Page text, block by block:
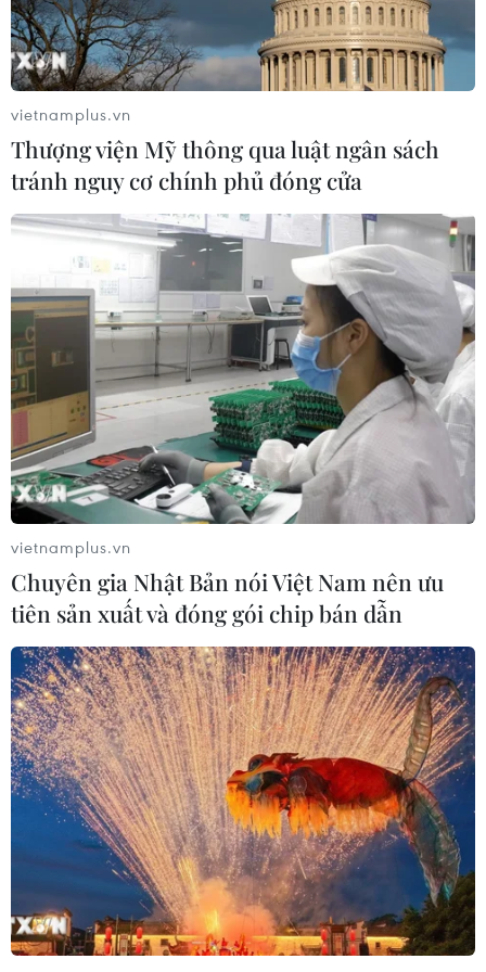
Có 5 quốc gia, vùng lãnh thổ đồng ý khôi
phục bay quốc tế từ tháng Một
30/12/2021 01:30
Đã có 5 quốc gia và vùng lãnh thổ gồm Hoa Kỳ, Nhật
Bản, Singapore, Campuchia và Đài Loan (Trung Quốc)
cơ bản thống nhất với kế hoạch nối lại chuyến bay
thương mại quốc tế thường lệ của Việt Nam.
Hãng bay đưa chi phí test nhanh hành
khách nhập cảnh vào giá vé
31/12/2021 12:08
Cục Hàng không Việt Nam yêu cầu hãng hàng không
đưa chi phí test nhanh kháng nguyên virus SARSCoV-2
vào giá vé đối với hành khách vận chuyển đến các
cảng hàng không quốc tế Việt Nam.
vietnamplus.vn
Thượng viện Mỹ thông qua luật ngân sách
tránh nguy cơ chính phủ đóng cửa
vietnamplus.vn
Chuyên gia Nhật Bản nói Việt Nam nên ưu
tiên sản xuất và đóng gói chip bán dẫn